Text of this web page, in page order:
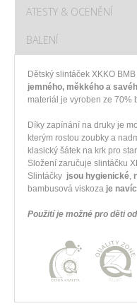
ATESTY & OCENĚNÍ
BALENÍ
Dětský slintáček XKKO BMB
jemného, měkkého a
materiál je vyroben ze 70%
Díky zapínání na druky je
kterým rostou zoubky a
klasický šátek na krk pro
Složení zaručuje slintáčku
Slintáčky jsou hygienické,
bambusová viskoza je
Použití je možné pro děti